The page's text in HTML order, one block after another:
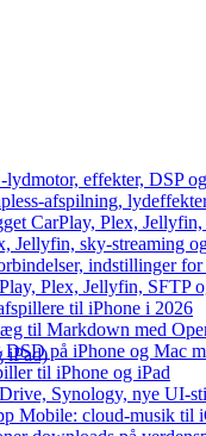
effekter, DSP
afspilning,
CarPlay, Plex,
Jellyfin, sky-streaming
indstillinger
Plex, Jellyfin, SFTP
til iPhone i 2026
til Markdown med
på iPhone og Mac
til iPhone og iPad
Synology, nye UI-
Mobile: cloud-musik til
iPad)